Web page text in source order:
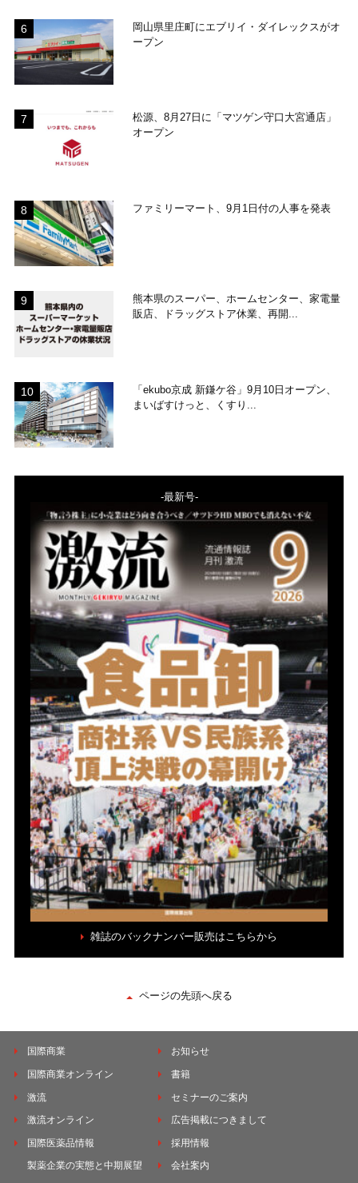
岡山県里庄町にエブリイ・ダイレックスがオ
ープン
松源、8月27日に「マツゲン守口大宮通店」
オープン
ファミリーマート、9月1日付の人事を発表
熊本県のスーパー、ホームセンター、家電量
販店、ドラッグストア休業、再開...
「ekubo京成 新鎌ケ谷」9月10日オープン、
まいばすけっと、くすり...
-最新号-
雑誌のバックナンバー販売はこちらから
ページの先頭へ戻る
国際商業
国際商業オンライン
激流
激流オンライン
国際医薬品情報
製薬企業の実態と中期展望
お知らせ
書籍
セミナーのご案内
広告掲載につきまして
採用情報
会社案内